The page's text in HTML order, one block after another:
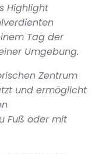
Highlight
Tag der
Umgebung.
Zentrum
und ermöglicht
Fuß oder mit